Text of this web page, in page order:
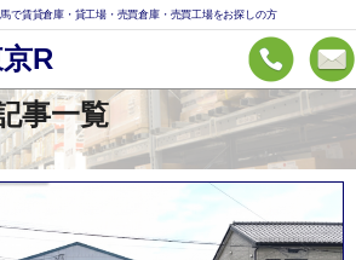
で賃貸倉庫・貸工場・売買倉庫・売買工場をお探しの方
R
事一覧